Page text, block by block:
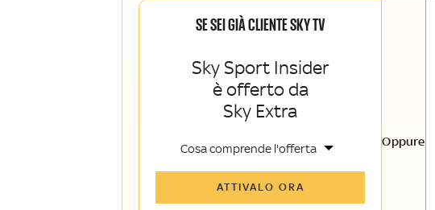
SE SEI GIÀ CLIENTE SKY TV
Sky Sport Insider
è offerto da
Sky Extra
Cosa comprende l'offerta
Sky TG24 Insider
ATTIVALO ORA
Oppure